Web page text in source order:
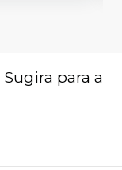
Sugira para a